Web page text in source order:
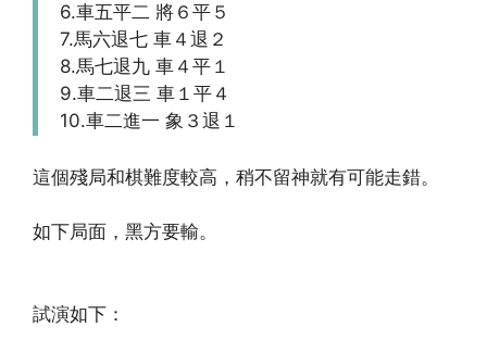
6.車五平二 將６平５
7.馬六退七 車４退２
8.馬七退九 車４平１
9.車二退三 車１平４
10.車二進一 象３退１
這個殘局和棋難度較高，稍不留神就有可能走錯。
如下局面，黑方要輸。
試演如下：